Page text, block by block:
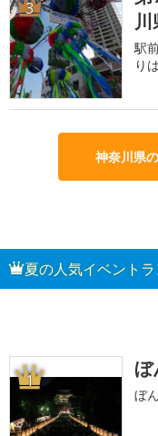
3
駅
り
神奈川県
夏の人気イベントラ
1 ぼ
ぼ